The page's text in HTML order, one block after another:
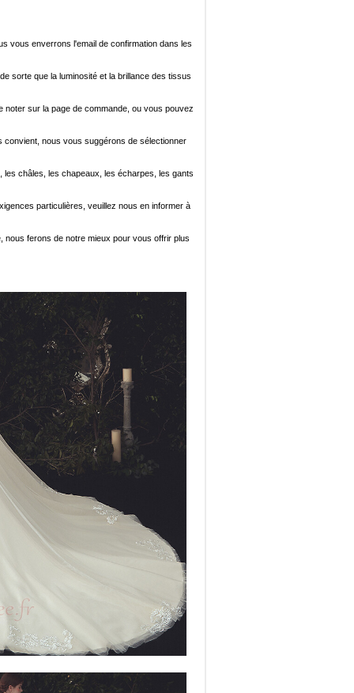
vous enverrons l'email de confirmation dans les
sorte que la luminosité et la brillance des tissus
noter sur la page de commande, ou vous pouvez
convient, nous vous suggérons de sélectionner
châles, les chapeaux, les écharpes, les gants
particulières, veuillez nous en informer à
ferons de notre mieux pour vous offrir plus